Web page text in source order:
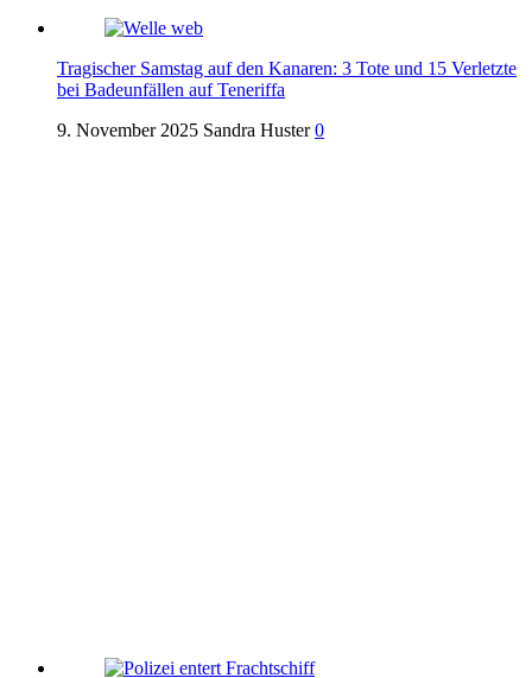
Tragischer Samstag auf den Kanaren: 3 Tote und 15 Verletzte
bei Badeunfällen auf Teneriffa
9. November 2025 Sandra Huster 0